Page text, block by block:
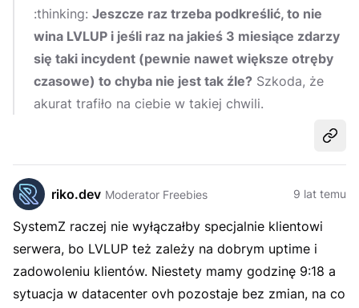
:thinking: Jeszcze raz trzeba podkreślić, to nie
wina LVLUP i jeśli raz na jakieś 3 miesiące zdarzy
się taki incydent (pewnie nawet większe otręby
czasowe) to chyba nie jest tak źle? Szkoda, że
akurat trafiło na ciebie w takiej chwili.
riko.dev Moderator Freebies 9 lat temu
SystemZ raczej nie wyłączałby specjalnie klientowi
serwera, bo LVLUP też zależy na dobrym uptime i
zadowoleniu klientów. Niestety mamy godzinę 9:18 a
sytuacja w datacenter ovh pozostaje bez zmian, na co